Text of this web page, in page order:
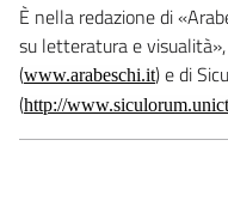
È nella redazione di
su letteratura e
(www.arabeschi.it) e di
(http://